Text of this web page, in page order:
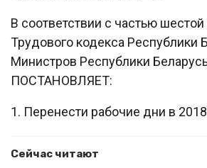
В соответствии с частью шестой
Трудового кодекса Республики
Министров Республики
ПОСТАНОВЛЯЕТ:
1. Перенести рабочие дни в
Сейчас читают